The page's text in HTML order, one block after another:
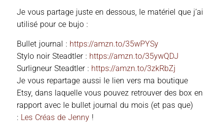
Je vous partage juste en dessous, le matériel que j’ai
utilisé pour ce bujo :
Bullet journal : https://amzn.to/35wPYSy
Stylo noir Steadtler : https://amzn.to/35ywQDJ
Surligneur Steadtler : https://amzn.to/3zkRbZj
Je vous repartage aussi le lien vers ma boutique
Etsy, dans laquelle vous pouvez retrouver des box en
rapport avec le bullet journal du mois (et pas que)
: Les Créas de Jenny !